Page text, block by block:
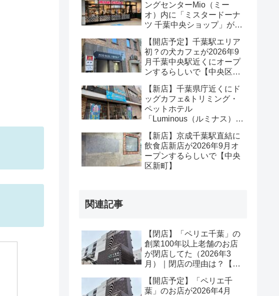
ングセンターMio（ミー
オ）内に「ミスタードーナ
ツ 千葉中央ショップ」が
しいで【中央区本千葉町】
【開店予定】千葉駅エリア
初？の犬カフェが2026年9
月千葉中央駅近くにオープ
ンするらしいで【中央区中
【新店】千葉県庁近くにド
ッグカフェ&トリミング・
ペットホテル
「Luminous（ルミナス）」
らしいで【中央区市場町】
【新店】京成千葉駅直結に
飲食店新店が2026年9月オ
ープンするらしいで【中央
区新町】
関連記事
【閉店】「ペリエ千葉」の
創業100年以上老舗のお店
が閉店してた（2026年3
月）｜閉店の理由は？【中
【開店予定】「ペリエ千
葉」のお店が2026年4月